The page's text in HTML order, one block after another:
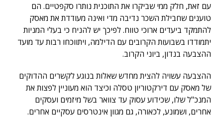
עם זאת, חלק ממי שביקרו את התוכנית נותרו סקפטיים. הם
טוענים שחבילת השכר נדיבה מדי ואינה מעודדת את מאסק
להתמקד ביעדים ארוכי טווח. לפיכך יש להניח כי בעלי המניות
יתמודדו בשבועות הקרובים עם הדילמה, ויתווכחו רבות עד מועד
ההצבעה בנדון, ביוני הקרוב.
ההצבעה עשויה להצית מחדש שאלות בנוגע לקשרים ההדוקים
של מאסק עם דירקטוריון טסלה וכיצד הוא מעוניין לפצות את
המנכ"ל שלו, שכידוע עסוק עד צוואר בשל מיזמים ועסקים
אחרים, ושמונע, לכאורה, גם מגוון אינטרסים עסקיים אחרים.